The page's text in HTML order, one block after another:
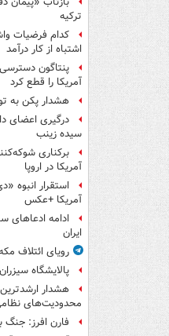
ترکیه
کدام فرضیات
اشتباه از کار درآمد
پنتاگون
آمریکا را قطع کرد
هشدار پکن به
درگیری اعضای
سیده زینب
برکناری
آمریکا در اروپا
آمریکا +عکس
ادامه ادعاهای
ایران
رویای ائتلاف
پالایشگاه
هشدار ارشدترین
محدودیت‌های
فارن افرز: جنگ